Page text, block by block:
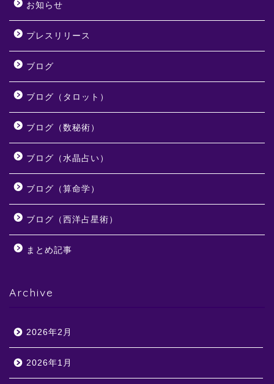
お知らせ
プレスリリース
ブログ
ブログ（タロット）
ブログ（数秘術）
ブログ（水晶占い）
ブログ（算命学）
ブログ（西洋占星術）
まとめ記事
Archive
2026年2月
2026年1月